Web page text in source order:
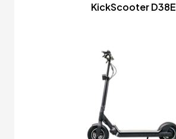
KickScooter D38E